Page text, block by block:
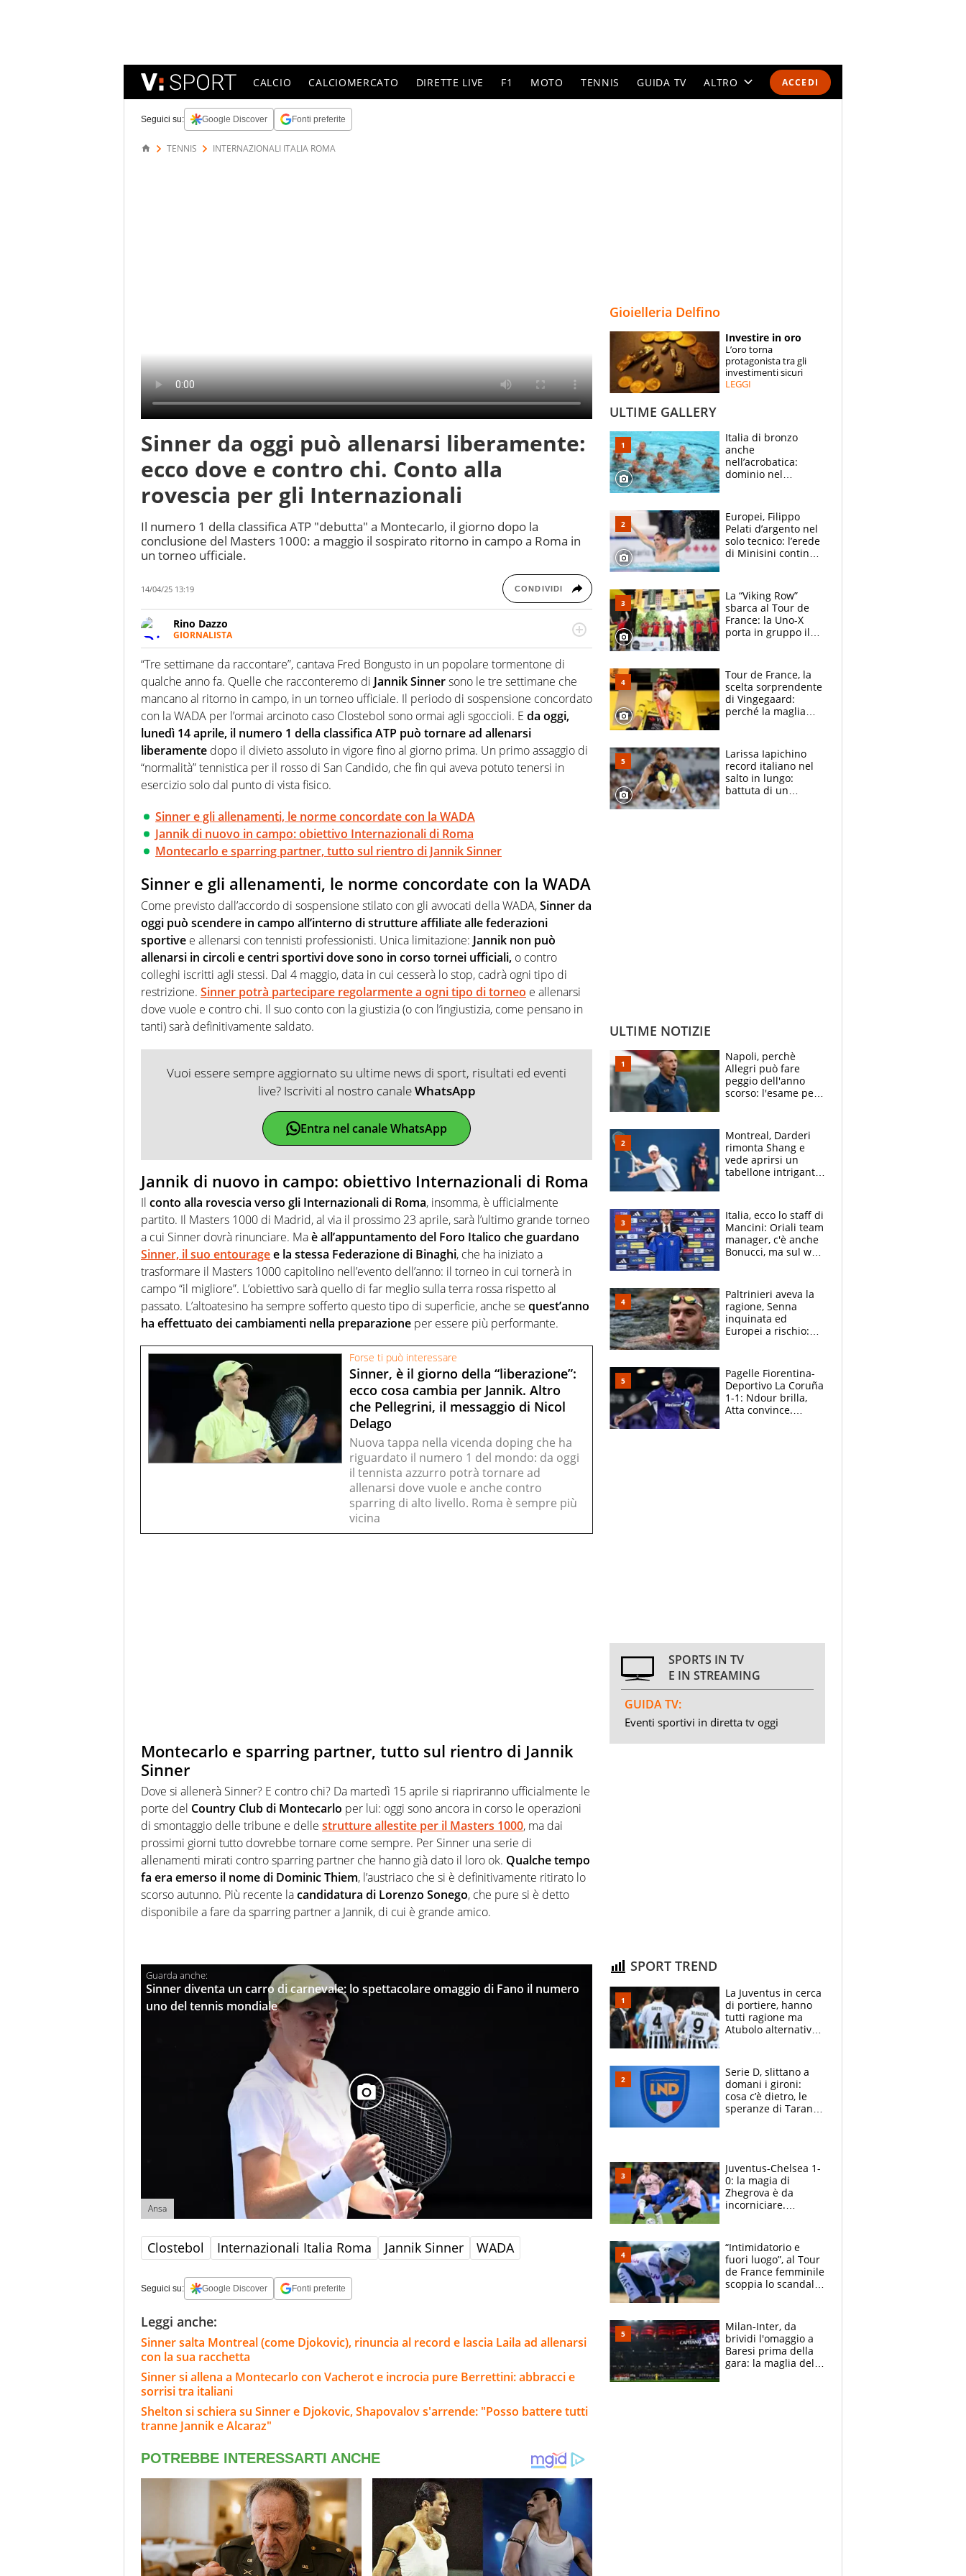
ACCEDI
CALCIO CALCIOMERCATO DIRETTE LIVE F1 MOTO TENNIS GUIDA TV ALTRO
SPECIALI
ESPERTI
Seguici su: Google Discover Fonti preferite
TENNIS INTERNAZIONALI ITALIA ROMA
Sinner da oggi può allenarsi liberamente:
ecco dove e contro chi. Conto alla
rovescia per gli Internazionali
Il numero 1 della classifica ATP "debutta" a Montecarlo, il giorno dopo la
conclusione del Masters 1000: a maggio il sospirato ritorno in campo a Roma in
un torneo ufficiale.
14/04/25 13:19 CONDIVIDI
Rino Dazzo
GIORNALISTA
Se mai ci fosse modo di traslare il glossario del calcio in una nicchia di esperti, lui ne
farebbe parte. Non si perde una svista arbitrale né gli umori social del mondo delle
“Tre settimane da raccontare”, cantava Fred Bongusto in un popolare tormentone di
qualche anno fa. Quelle che racconteremo di Jannik Sinnersono le tre settimane che
mancano al ritorno in campo, in un torneo ufficiale. Il periodo di sospensione concordato
con la WADA per l’ormai arcinoto caso Clostebol sono ormai agli sgoccioli. E da oggi,
lunedì 14 aprile, il numero 1 della classifica ATP può tornare ad allenarsi
liberamente dopo il divieto assoluto in vigore fino al giorno prima. Un primo assaggio di
“normalità” tennistica per il rosso di San Candido, che fin qui aveva potuto tenersi in
esercizio solo dal punto di vista fisico.
Sinner e gli allenamenti, le norme concordate con la WADA
Jannik di nuovo in campo: obiettivo Internazionali di Roma
Montecarlo e sparring partner, tutto sul rientro di Jannik Sinner
Sinner e gli allenamenti, le norme concordate con la WADA
Come previsto dall’accordo di sospensione stilato con gli avvocati della WADA,Sinner da
oggi può scendere in campo all’interno di strutture affiliate alle federazioni
sportive e allenarsi con tennisti professionisti. Unica limitazione: Jannik non può
allenarsi in circoli e centri sportivi dove sono in corso tornei ufficiali, o contro
colleghi iscritti agli stessi. Dal 4 maggio, data in cui cesserà lo stop, cadrà ogni tipo di
restrizione. Sinner potrà partecipare regolarmente a ogni tipo di torneo e allenarsi
dove vuole e contro chi. Il suo conto con la giustizia (o con l’ingiustizia, come pensano in
tanti) sarà definitivamente saldato.
Vuoi essere sempre aggiornato su ultime news di sport, risultati ed eventi
live? Iscriviti al nostro canaleWhatsApp
Entra nel canale WhatsApp
Jannik di nuovo in campo: obiettivo Internazionali di Roma
Il conto alla rovescia verso gli Internazionali di Roma, insomma, è ufficialmente
partito. Il Masters 1000 di Madrid, al via il prossimo 23 aprile, sarà l’ultimo grande torneo
a cui Sinner dovrà rinunciare. Maè all’appuntamento del Foro Italico che guardano
Sinner, il suo entouragee la stessa Federazione di Binaghi, che ha iniziato a
trasformare il Masters 1000 capitolino nell’evento dell’anno: il torneo in cui tornerà in
campo “il migliore”. L’obiettivo sarà quello di far meglio sulla terra rossa rispetto al
passato. L’altoatesino ha sempre sofferto questo tipo di superficie, anche se quest’anno
ha effettuato dei cambiamenti nella preparazione per essere più performante.
Forse ti può interessare
Sinner, è il giorno della “liberazione”:
ecco cosa cambia per Jannik. Altro
che Pellegrini, il messaggio di Nicol
Delago
Nuova tappa nella vicenda doping che ha
riguardato il numero 1 del mondo: da oggi
il tennista azzurro potrà tornare ad
allenarsi dove vuole e anche contro
sparring di alto livello. Roma è sempre più
vicina
Montecarlo e sparring partner, tutto sul rientro di Jannik
Sinner
Dove si allenerà Sinner? E contro chi? Da martedì 15 aprile si riapriranno ufficialmente le
porte del Country Club di Montecarlo per lui: oggi sono ancora in corso le operazioni
di smontaggio delle tribune e delle strutture allestite per il Masters 1000, ma dai
prossimi giorni tutto dovrebbe tornare come sempre. Per Sinner una serie di
allenamenti mirati contro sparring partner che hanno già dato il loro ok. Qualche tempo
fa era emerso il nome di Dominic Thiem, l’austriaco che si è definitivamente ritirato lo
scorso autunno. Più recente lacandidatura di Lorenzo Sonego, che pure si è detto
disponibile a fare da sparring partner a Jannik, di cui è grande amico.
Sinner diventa un carro di carnevale: lo spettacolare omaggio di Fano il numero
uno del tennis mondiale
Ansa
Clostebol Internazionali Italia Roma Jannik Sinner WADA
Seguici su: Google Discover Fonti preferite
Leggi anche:
Sinner salta Montreal (come Djokovic), rinuncia al record e lascia Laila ad allenarsi
con la sua racchetta
Sinner si allena a Montecarlo con Vacherot e incrocia pure Berrettini: abbracci e
sorrisi tra italiani
Shelton si schiera su Sinner e Djokovic, Shapovalov s'arrende: "Posso battere tutti
tranne Jannik e Alcaraz"
Gioielleria Delfino
Investire in oro
L’oro torna
protagonista tra gli
investimenti sicuri
LEGGI
ULTIME GALLERY
Italia di bronzo
anche
nell’acrobatica:
dominio nel
e compagni
continuare
Europei, Filippo
Pelati d’argento nel
solo tecnico: l’erede
di Minisini continua
mirino
La “Viking Row”
sbarca al Tour de
France: la Uno-X
porta in gruppo il
compagni
Tour de France, la
scelta sorprendente
di Vingegaard:
perché la maglia
rischio da evitare
Larissa Iapichino
record italiano nel
salto in lungo:
battuta di un
ULTIME NOTIZIE
Napoli, perchè
Allegri può fare
peggio dell'anno
scorso: l'esame per
Monopoly
Montreal, Darderi
rimonta Shang e
vede aprirsi un
tabellone intrigante:
felice del mio livello"
Italia, ecco lo staff di
Mancini: Oriali team
manager, c'è anche
Bonucci, ma sul web
Paltrinieri aveva la
ragione, Senna
inquinata ed
Europei a rischio:
adesso
Pagelle Fiorentina-
Deportivo La Coruña
1-1: Ndour brilla,
Atta convince.
SPORTS IN TV
E IN STREAMING
GUIDA TV:
Eventi sportivi in diretta tv oggi
SPORT TREND
La Juventus in cerca
di portiere, hanno
tutti ragione ma
Atubolo alternativa
rimane Milinkovic-
Savic
Serie D, slittano a
domani i gironi:
cosa c’è dietro, le
speranze di Taranto
Juventus-Chelsea 1-
0: la magia di
Zhegrova è da
incorniciare.
ancora, la porta
inviolata
“Intimidatorio e
fuori luogo”, al Tour
de France femminile
scoppia lo scandalo:
atlete
Milan-Inter, da
brividi l'omaggio a
Baresi prima della
gara: la maglia del